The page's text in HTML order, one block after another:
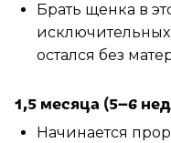
Брать щенка в
остался без
1,5 месяца (5–6
Начинается